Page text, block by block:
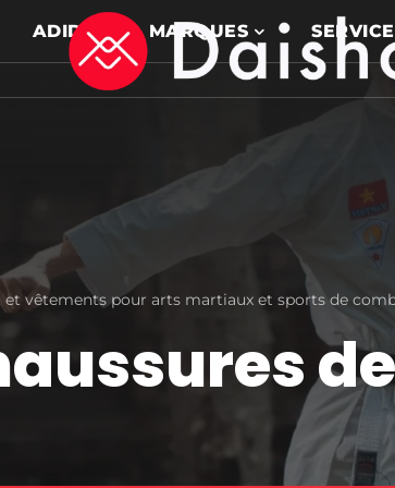
ADIDAS MARQUES
et vêtements pour arts martiaux et sports de